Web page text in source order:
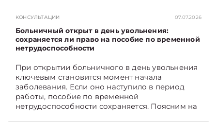
связанных с содержанием и эксплуатацией
мест общего пользования, в частности –
контрольно-­пропускного пункта? Рассмотрим
порядок их распределения. Подписывайтесь
экономике Беларуси — раньше, чем в новостях
TelegramViber
КОНСУЛЬТАЦИИ 07.07.2026
Больничный открыт в день увольнения:
сохраняется ли право на пособие по временной
нетрудоспособности
При открытии больничного в день увольнения
ключевым становится момент начала
заболевания. Если оно наступило в период
работы, пособие по временной
нетрудоспособности сохраняется. Поясним на